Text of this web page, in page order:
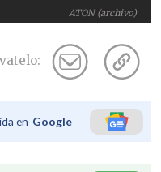
ATON (archivo)
en Google